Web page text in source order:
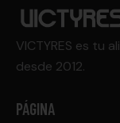
VICTYRES es tu
desde 2012.
PÁGINA